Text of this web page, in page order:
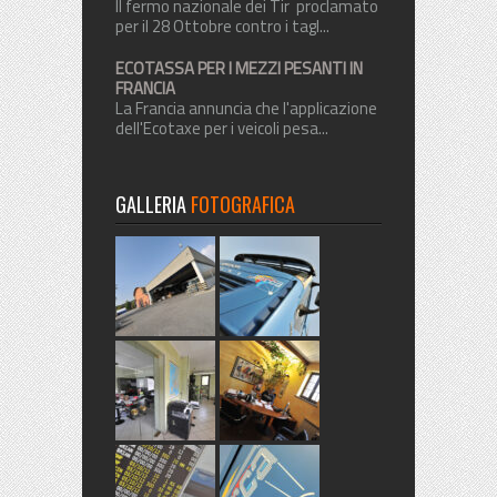
Il fermo nazionale dei Tir proclamato
per il 28 Ottobre contro i tagl...
ECOTASSA PER I MEZZI PESANTI IN
FRANCIA
La Francia annuncia che l'applicazione
dell'Ecotaxe per i veicoli pesa...
GALLERIAFOTOGRAFICA